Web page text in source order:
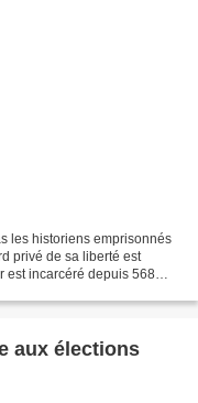
les historiens emprisonnés
privé de sa liberté est
est incarcéré depuis 568
aux élections